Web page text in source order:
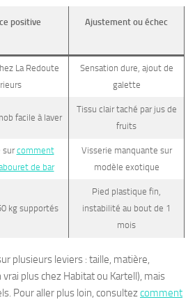
positive Ajustement ou échec
La Redoute
Sensation dure, ajout de
galette
facile à laver
Tissu clair taché par jus de
fruits
surcomment
de bar
Visserie manquante sur
modèle exotique
kg supportés
Pied plastique fin,
instabilité au bout de 1
mois
plusieurs leviers : taille, matière,
plus chez Habitat ou Kartell), mais
Pour aller plus loin, consultezcomment